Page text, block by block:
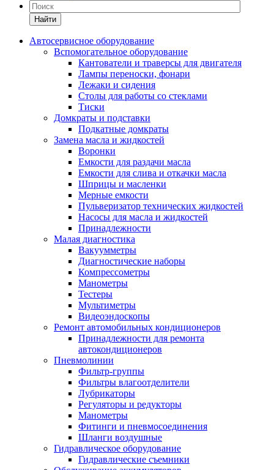
Найти
Автосервисное оборудование
Вспомогательное оборудование
Кантователи и траверсы для двигателя
Лампы переноски, фонари
Лежаки и сидения
Столы для работы со стеклами
Тиски
Домкраты и подставки
Подкатные домкраты
Замена масла и жидкостей
Воронки
Емкости для раздачи масла
Емкости для слива и откачки масла
Шприцы и масленки
Мерные емкости
Пульверизатор технических жидкостей
Насосы для масла и жидкостей
Принадлежности
Малая диагностика
Вакуумметры
Диагностические наборы
Компрессометры
Манометры
Тестеры
Мультиметры
Видеоэндоскопы
Ремонт автомобильных кондиционеров
Принадлежности для ремонта
автокондиционеров
Пневмолинии
Фильтр-группы
Фильтры влагоотделители
Лубрикаторы
Регуляторы и редукторы
Манометры
Фитинги и пневмосоединения
Шланги воздушные
Гидравлическое оборудование
Гидравлические съемники